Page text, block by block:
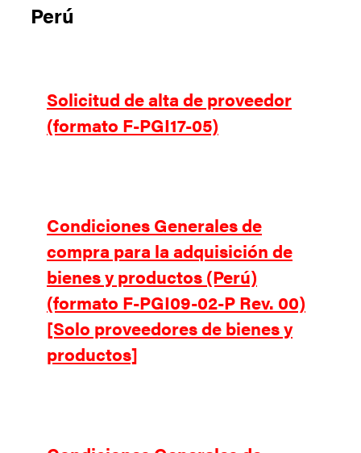
Perú
Solicitud de alta de proveedor
(formato F-PGI17-05)
Condiciones Generales de
compra para la adquisición de
bienes y productos (Perú)
(formato F-PGI09-02-P Rev. 00)
[Solo proveedores de bienes y
productos]